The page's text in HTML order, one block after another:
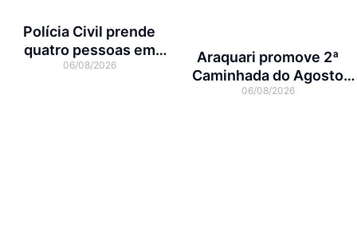
Polícia Civil prende
quatro pessoas em
operação contra tráfico
06/08/2026
Araquari promove 2ª
Caminhada do Agosto
Lilás no dia 7 de agosto
06/08/2026